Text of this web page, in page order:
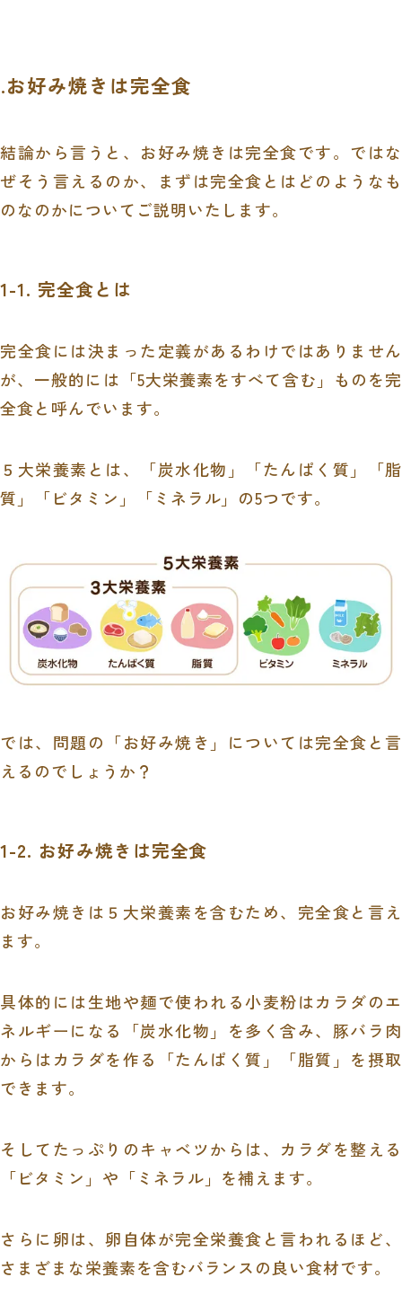
お好み焼きは完全食
結論から言うと、お好み焼きは完全食です。ではな
ぜそう言えるのか、まずは完全食とはどのようなも
のなのかについてご説明いたします。
1-1. 完全食とは
完全食には決まった定義があるわけではありません
が、一般的には「5大栄養素をすべて含む」ものを完
全食と呼んでいます。
５大栄養素とは、「炭水化物」「たんぱく質」「脂
質」「ビタミン」「ミネラル」の5つです。
では、問題の「お好み焼き」については完全食と言
えるのでしょうか？
1-2. お好み焼きは完全食
お好み焼きは５大栄養素を含むため、完全食と言え
ます。
具体的には生地や麺で使われる小麦粉はカラダのエ
ネルギーになる「炭水化物」を多く含み、豚バラ肉
からはカラダを作る「たんぱく質」「脂質」を摂取
できます。
そしてたっぷりのキャベツからは、カラダを整える
「ビタミン」や「ミネラル」を補えます。
さらに卵は、卵自体が完全栄養食と言われるほど、
さまざまな栄養素を含むバランスの良い食材です。